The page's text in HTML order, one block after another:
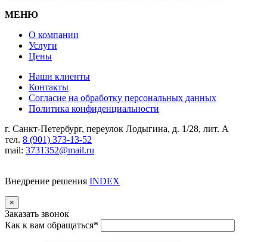
МЕНЮ
О компании
Услуги
Цены
Наши клиенты
Контакты
Согласие на обработку персональных данных
Политика конфиденциальности
г. Санкт-Петербург, переулок Лодыгина, д. 1/28, лит. А
тел. 8 (901) 373-13-52
mail: 3731352@mail.ru
Внедрение решения INDEX
×
Заказать звонок
Как к вам обращаться*